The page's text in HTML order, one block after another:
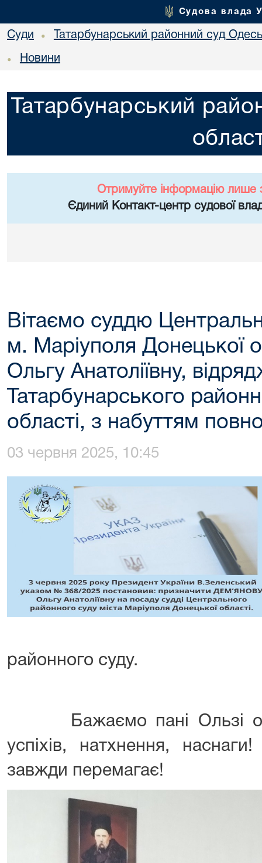
Судова влада
Суди • Татарбунарський районний суд
• Новини
Татарбунарський
Отримуйте інформацію лише
Єдиний Контакт-центр судової
Вітаємо суддю
м. Маріуполя Донецької
Ольгу Анатоліївну,
Татарбунарського
області, з набуттям
03 червня 2025, 10:45
районного суду.
Бажаємо пані Ользі
успіхів, натхнення,
завжди перемагає!